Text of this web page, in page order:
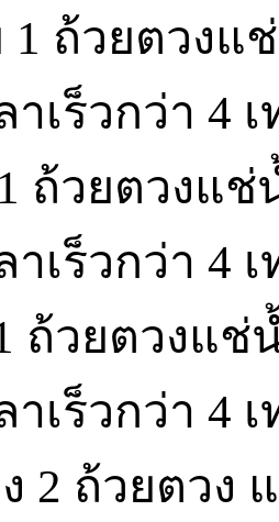
1 ถ้วยตวง
เร็วกว่า 4 เ
ถ้วยตวงแ
เร็วกว่า 4 เ
ถ้วยตวงแ
เร็วกว่า 4 เ
2 ถ้วยตวง